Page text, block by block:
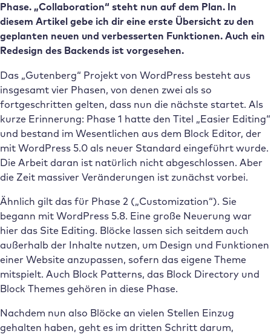
Phase. „Collaboration“ steht nun auf dem Plan. In
diesem Artikel gebe ich dir eine erste Übersicht zu den
geplanten neuen und verbesserten Funktionen. Auch ein
Redesign des Backends ist vorgesehen.
Das „Gutenberg“ Projekt von WordPress besteht aus
insgesamt vier Phasen, von denen zwei als so
fortgeschritten gelten, dass nun die nächste startet. Als
kurze Erinnerung: Phase 1 hatte den Titel „Easier Editing“
und bestand im Wesentlichen aus dem Block Editor, der
mit WordPress 5.0 als neuer Standard eingeführt wurde.
Die Arbeit daran ist natürlich nicht abgeschlossen. Aber
die Zeit massiver Veränderungen ist zunächst vorbei.
Ähnlich gilt das für Phase 2 („Customization“). Sie
begann mit WordPress 5.8. Eine große Neuerung war
hier das Site Editing. Blöcke lassen sich seitdem auch
außerhalb der Inhalte nutzen, um Design und Funktionen
einer Website anzupassen, sofern das eigene Theme
mitspielt. Auch Block Patterns, das Block Directory und
Block Themes gehören in diese Phase.
Nachdem nun also Blöcke an vielen Stellen Einzug
gehalten haben, geht es im dritten Schritt darum,